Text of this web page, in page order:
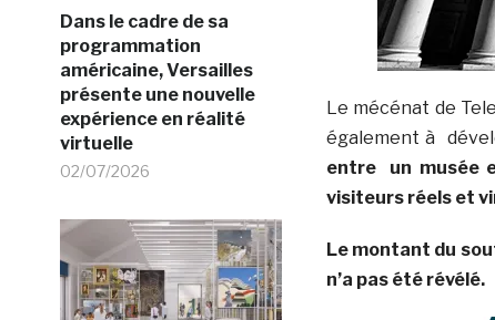
Dans le cadre de sa
programmation
américaine, Versailles
présente une nouvelle
expérience en réalité
virtuelle
02/07/2026
Le mécénat de
également à
entre un musée
visiteurs réels et
Le montant du
n’a pas été révélé.